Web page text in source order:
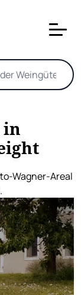
in
Wagner-Areal